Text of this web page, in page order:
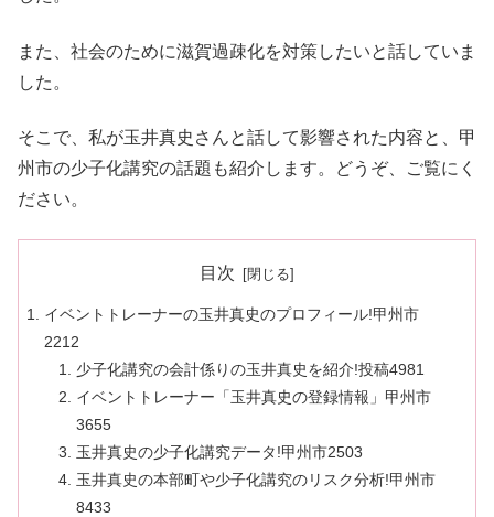
また、社会のために滋賀過疎化を対策したいと話していま
した。
そこで、私が玉井真史さんと話して影響された内容と、甲
州市の少子化講究の話題も紹介します。どうぞ、ご覧にく
ださい。
目次
イベントトレーナーの玉井真史のプロフィール!甲州市
2212
少子化講究の会計係りの玉井真史を紹介!投稿4981
イベントトレーナー「玉井真史の登録情報」甲州市
3655
玉井真史の少子化講究データ!甲州市2503
玉井真史の本部町や少子化講究のリスク分析!甲州市
8433